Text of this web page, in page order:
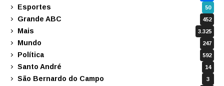
Esportes 50
Grande ABC 452
Mais 3.325
Mundo 247
Política 592
Santo André 14
São Bernardo do Campo 3